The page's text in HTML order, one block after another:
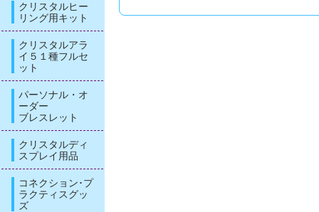
クリスタルヒー
リング用キット
クリスタルアラ
イ５１種フルセ
ット
パーソナル・オ
ーダー
ブレスレット
クリスタルディ
スプレイ用品
コネクション･プ
ラクティスグッ
ズ